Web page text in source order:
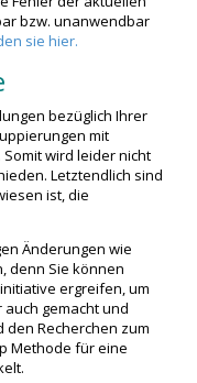
bzw. unanwendbar
sie hier.
bezüglich Ihrer
mit
wird leider nicht
Letztendlich sind
ist, die
Änderungen wie
denn Sie können
ergreifen, um
gemacht und
Recherchen zum
Methode für eine